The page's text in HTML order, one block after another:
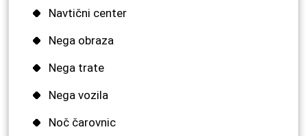
Navtični center
Nega obraza
Nega trate
Nega vozila
Noč čarovnic